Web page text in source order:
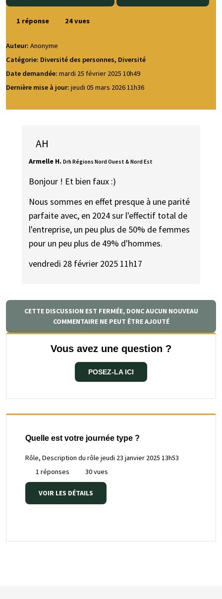
1 réponse 24 vues
Auteur: Anonyme
Catégorie: Diversité des personnes, Diversité
Date demandée: mardi 25 février 2025 10h49
Dernière mise à jour: jeudi 05 mars 2026 11h36
AH
Armelle H. Drh Régions Nord Ouest & Nord Est
Bonjour ! Et bien faux :)
Nous sommes en effet presque à une parité
parfaite avec, en 2024 sur l'effectif total de
l'entreprise, un peu plus de 50% de femmes
pour un peu plus de 49% d'hommes.
vendredi 28 février 2025 11h17
CETTE DISCUSSION EST FERMÉE, DONC AUCUN NOUVEAU
COMMENTAIRE NE PEUT ÊTRE AJOUTÉ
Vous avez une question ?
POSEZ-LA ICI
Quelle est votre journée type ?
Rôle, Description du rôle jeudi 23 janvier 2025 13h53
1 réponses
30 vues
VOIR LES DÉTAILS